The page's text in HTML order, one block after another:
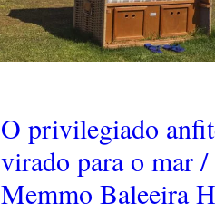
O privilegiado
virado para o mar /
Memmo Baleeira